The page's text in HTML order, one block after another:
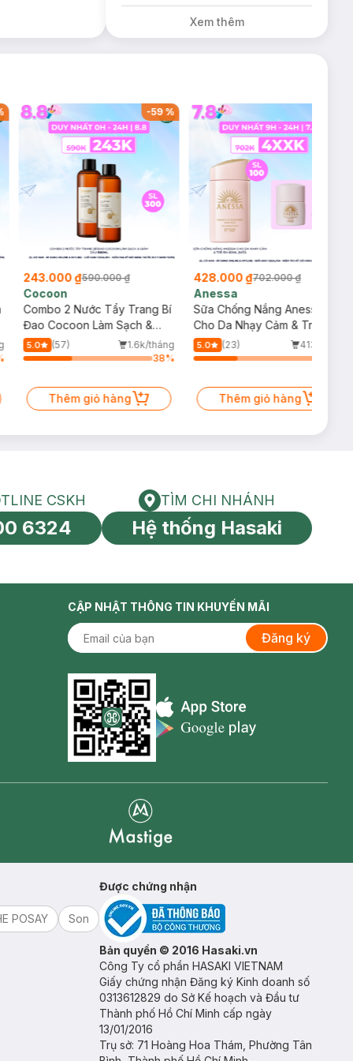
có hạn)
Xem thêm
-59%
243.000 ₫590.000 ₫
Cocoon
Combo 2 Nước Tẩy Trang Bí
Đao Cocoon Làm Sạch &
Giảm Dầu 500ml
5.0 (57)
1.6k/tháng
38%
Thêm giỏ hàng
428.000 ₫702.000 ₫
Anessa
Sữa Chống Nắng Anessa
Cho Da Nhạy Cảm & Trẻ Em
60ml (Mới)
5.0 (23)
413/tháng
Thêm giỏ hàng
toàn cầu
HOTLINE CSKH
CSKH
6324
Tìm chi nhánh
TÌM CHI NHÁNH
Hệ thống Hasaki
CẬP NHẬT THÔNG TIN KHUYẾN MÃI
Đăng ký
Appstore icon
POSAY
Son
Được chứng nhận
Bản quyền © 2016 Hasaki.vn
Công Ty cổ phần HASAKI VIETNAM
Giấy chứng nhận Đăng ký Kinh doanh số
0313612829 do Sở Kế hoạch và Đầu tư
Thành phố Hồ Chí Minh cấp ngày
13/01/2016
Trụ sở: 71 Hoàng Hoa Thám, Phường Tân